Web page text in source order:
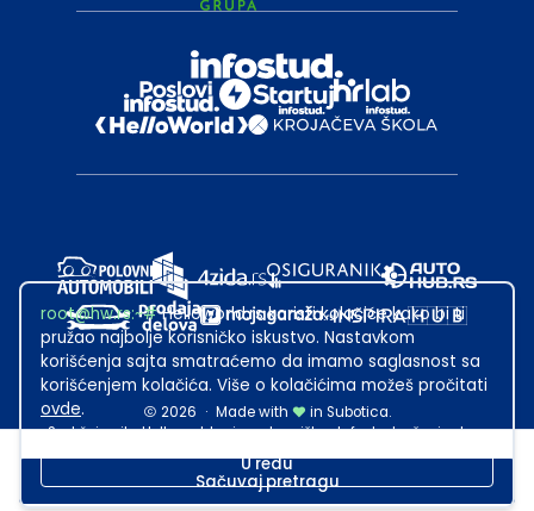
Sačuvaj pretragu
2026 · Made with
in Subotica.
Sadržaj sajta Helloworld.rs je u vlasništvu Infostud rešenja d.o.o.
This site is protected by reCAPTCHA and the GooglePrivacy Policyand
Terms of Serviceapply.
root@hw.rs:~#Helloworld.rs koristi kolačiće kako bi ti
pružao najbolje korisničko iskustvo. Nastavkom
korišćenja sajta smatraćemo da imamo saglasnost sa
korišćenjem kolačića. Više o kolačićima možeš pročitati
ovde.
U redu